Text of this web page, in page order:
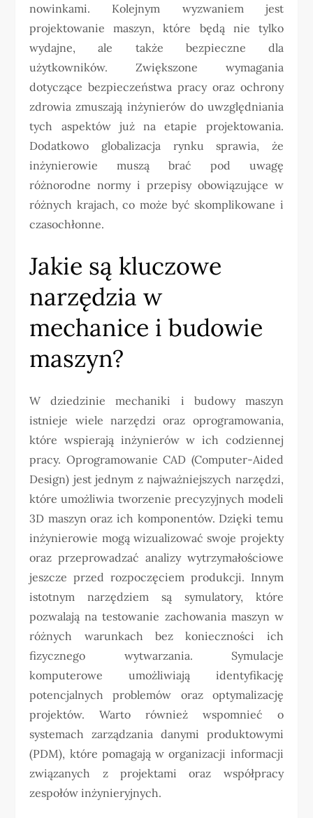
nowinkami. Kolejnym wyzwaniem jest
projektowanie maszyn, które będą nie tylko
wydajne, ale także bezpieczne dla
użytkowników. Zwiększone wymagania
dotyczące bezpieczeństwa pracy oraz ochrony
zdrowia zmuszają inżynierów do uwzględniania
tych aspektów już na etapie projektowania.
Dodatkowo globalizacja rynku sprawia, że
inżynierowie muszą brać pod uwagę
różnorodne normy i przepisy obowiązujące w
różnych krajach, co może być skomplikowane i
czasochłonne.
Jakie są kluczowe
narzędzia w
mechanice i budowie
maszyn?
W dziedzinie mechaniki i budowy maszyn
istnieje wiele narzędzi oraz oprogramowania,
które wspierają inżynierów w ich codziennej
pracy. Oprogramowanie CAD (Computer-Aided
Design) jest jednym z najważniejszych narzędzi,
które umożliwia tworzenie precyzyjnych modeli
3D maszyn oraz ich komponentów. Dzięki temu
inżynierowie mogą wizualizować swoje projekty
oraz przeprowadzać analizy wytrzymałościowe
jeszcze przed rozpoczęciem produkcji. Innym
istotnym narzędziem są symulatory, które
pozwalają na testowanie zachowania maszyn w
różnych warunkach bez konieczności ich
fizycznego wytwarzania. Symulacje
komputerowe umożliwiają identyfikację
potencjalnych problemów oraz optymalizację
projektów. Warto również wspomnieć o
systemach zarządzania danymi produktowymi
(PDM), które pomagają w organizacji informacji
związanych z projektami oraz współpracy
zespołów inżynieryjnych.